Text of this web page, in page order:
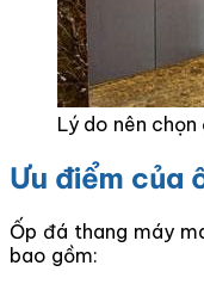
Giỏ hàng
Chưa có sản
Lý do nên
Ưu điểm của
Ốp đá thang máy
bao gồm: